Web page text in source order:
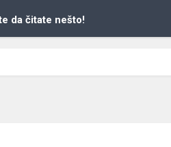
da čitate nešto!